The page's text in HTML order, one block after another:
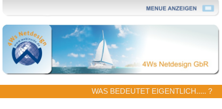
WAS BEDEUTET EIGENTLICH..... ?